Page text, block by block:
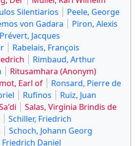
Silentiarios
Peele, George
von Gadara
Piron, Alexis
Prévert, Jacques
Rabelais, François
Rimbaud, Arthur
Ritusamhara (Anonym)
Earl of
Ronsard, Pierre de
Rufinos
Ruiz, Juan
Salas, Virginia Brindis de
Schiller, Friedrich
Schoch, Johann Georg
Daniel